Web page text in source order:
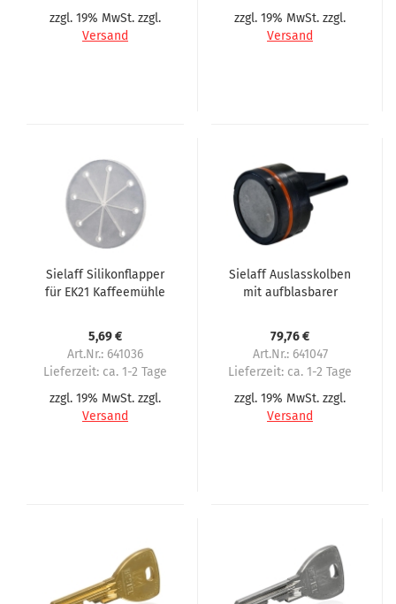
zzgl. 19% MwSt. zzgl.
Versand
zzgl. 19% MwSt. zzgl.
Versand
Sielaff Silikonflapper
für EK21 Kaffeemühle
5,69 €
Art.Nr.: 641036
Lieferzeit: ca. 1-2 Tage
zzgl. 19% MwSt. zzgl.
Versand
Sielaff Auslasskolben
mit aufblasbarer
79,76 €
Art.Nr.: 641047
Lieferzeit: ca. 1-2 Tage
zzgl. 19% MwSt. zzgl.
Versand